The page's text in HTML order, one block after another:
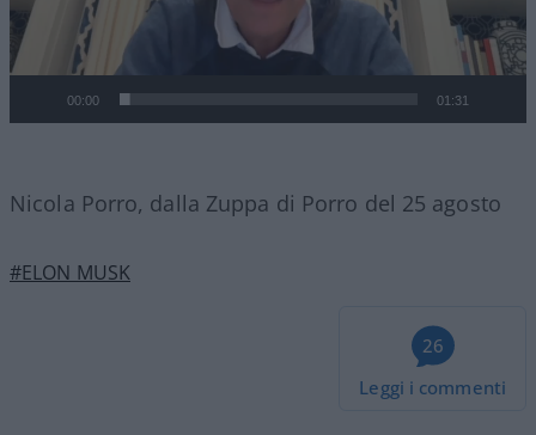
00:00 01:31
Nicola Porro, dalla Zuppa di Porro del 25 agosto
#ELON MUSK
26
Leggi i commenti